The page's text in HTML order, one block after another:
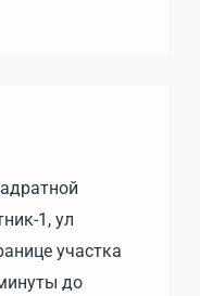
1, ул
участка
до